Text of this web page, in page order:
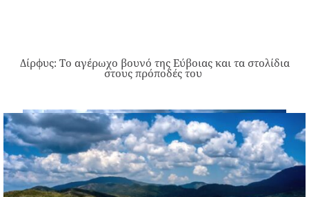
Δίρφυς: Το αγέρωχο βουνό της Εύβοιας και τα στολίδια
στους πρόποδές του